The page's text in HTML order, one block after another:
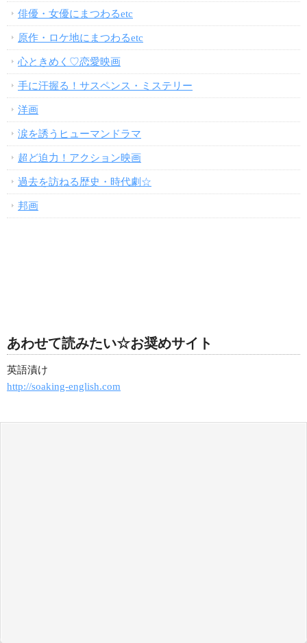
俳優・女優にまつわるetc
原作・ロケ地にまつわるetc
心ときめく♡恋愛映画
手に汗握る！サスペンス・ミステリー
洋画
涙を誘うヒューマンドラマ
超ど迫力！アクション映画
過去を訪ねる歴史・時代劇☆
邦画
あわせて読みたい☆お奨めサイト
英語漬け
http://soaking-english.com